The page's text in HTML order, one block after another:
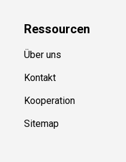
Ressourcen
Über uns
Kontakt
Kooperation
Sitemap